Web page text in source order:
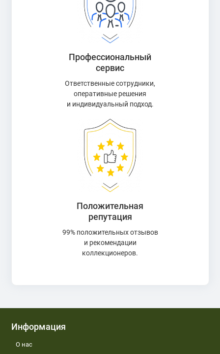
Профессиональный
сервис
Ответственные сотрудники,
оперативные решения
и индивидуальный подход.
Положительная
репутация
99% положительных отзывов
и рекомендации
коллекционеров.
Информация
О нас